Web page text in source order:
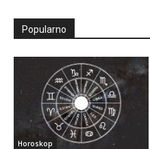
Popularno
Horoskop